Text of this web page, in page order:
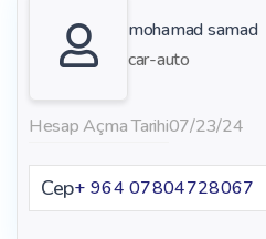
mohamad samad
car-auto
Hesap Açma Tarihi07/23/24
Cep+ 964 07804728067